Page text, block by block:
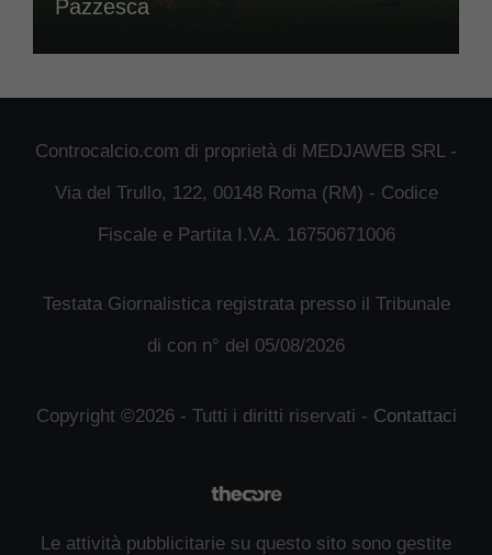
Pazzesca
Controcalcio.com di proprietà di MEDJAWEB SRL -
Via del Trullo, 122, 00148 Roma (RM) - Codice
Fiscale e Partita I.V.A. 16750671006
Testata Giornalistica registrata presso il Tribunale
di con n° del 05/08/2026
Copyright ©2026 - Tutti i diritti riservati - Contattaci
Le attività pubblicitarie su questo sito sono gestite